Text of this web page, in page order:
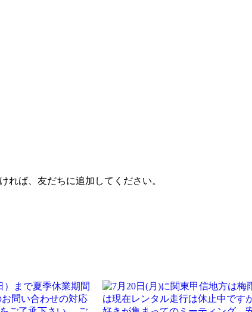
れば、友だちに追加してください。